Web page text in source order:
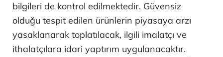
bilgileri de kontrol edilmektedir. Güvensiz
olduğu tespit edilen ürünlerin piyasaya arzı
yasaklanarak toplatılacak, ilgili imalatçı ve
ithalatçılara idari yaptırım uygulanacaktır.